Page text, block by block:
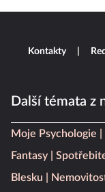
Další témata z
Moje Psychologie
Fantasy
Blesku
Kontakty